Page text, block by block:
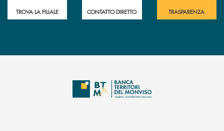
TROVA LA FILIALE CONTATTO DIRETTO TRASPARENZA